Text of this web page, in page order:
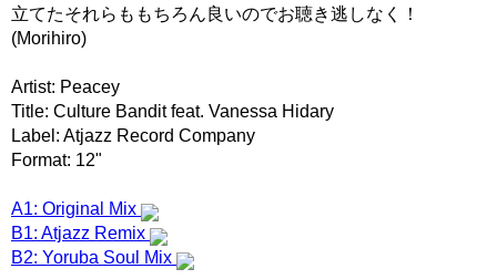
立てたそれらももちろん良いのでお聴き逃しなく！
(Morihiro)
Artist: Peacey
Title: Culture Bandit feat. Vanessa Hidary
Label: Atjazz Record Company
Format: 12"
A1: Original Mix
B1: Atjazz Remix
B2: Yoruba Soul Mix